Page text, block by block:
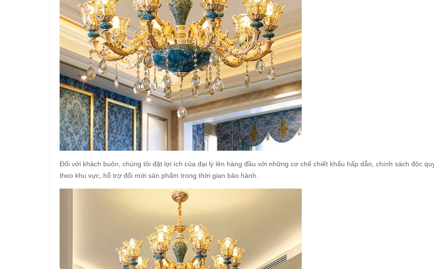
Đối với khách buôn, chúng tôi đặt lợi ích của đại lý lên hàng đầu với những cơ chế chiết khấu hấp dẫn, chính sách độc
theo khu vực, hỗ trợ đổi mới sản phẩm trong thời gian bảo hành.